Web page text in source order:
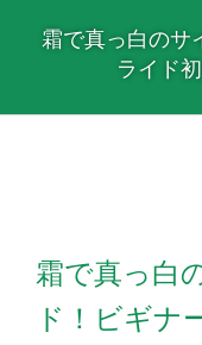
霜で真っ白のサ
ライド
霜で真っ白
ド！ビギナ